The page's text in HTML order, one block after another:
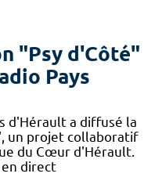
"Psy d'Côté"
Pays
d'Hérault a diffusé la
un projet collaboratif
du Cœur d'Hérault.
en direct